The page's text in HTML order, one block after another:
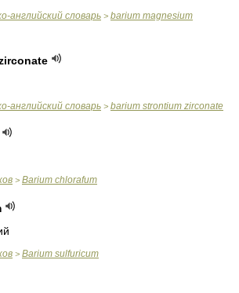
английский словарь > barium magnesium
английский словарь > barium strontium zirconate
> Barium chlorafum
> Barium sulfuricum